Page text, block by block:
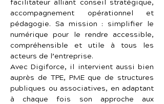
facilitateur alliant conseil stratégique,
accompagnement opérationnel et
pédagogie. Sa mission : simplifier le
numérique pour le rendre accessible,
compréhensible et utile à tous les
acteurs de l’entreprise.
Avec Digiforce, il intervient aussi bien
auprès de TPE, PME que de structures
publiques ou associatives, en adaptant
à chaque fois son approche aux